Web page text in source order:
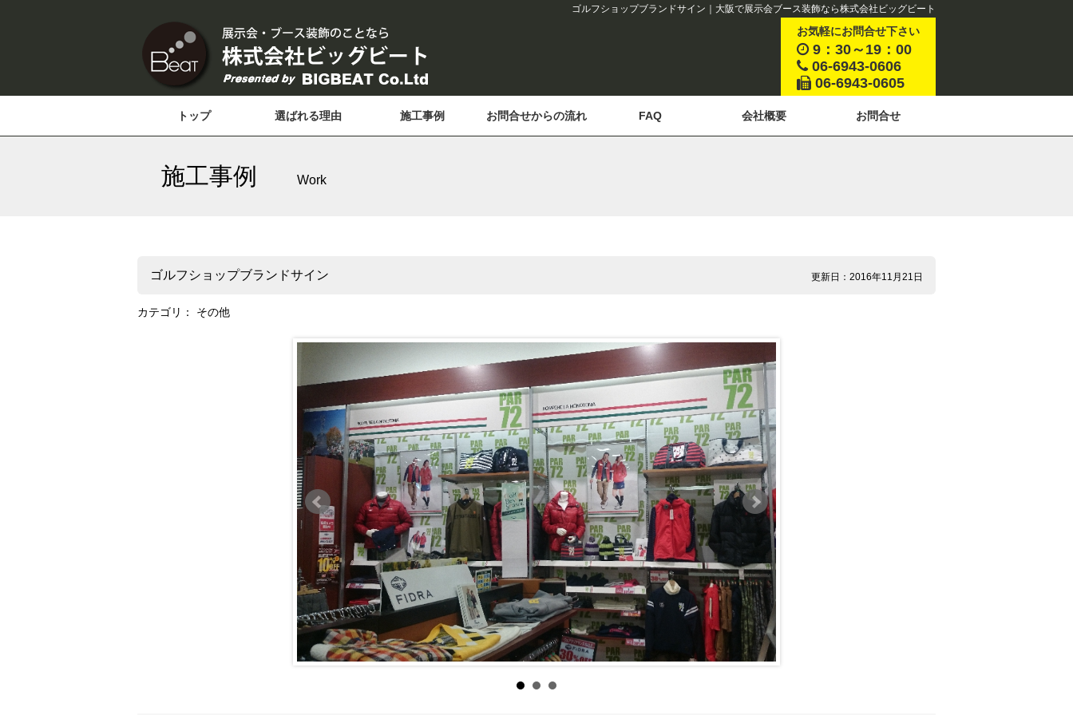
ゴルフショップブランドサイン｜大阪で展示会ブース装飾なら株式会社ビッグビート
お気軽にお問合せ下さい
9：30～19：00
06-6943-0606
06-6943-0605
トップ 選ばれる理由 施工事例 お問合せからの流れ FAQ 会社概要 お問合せ
施工事例 Work
ゴルフショップブランドサイン 更新日：2016年11月21日
カテゴリ： その他